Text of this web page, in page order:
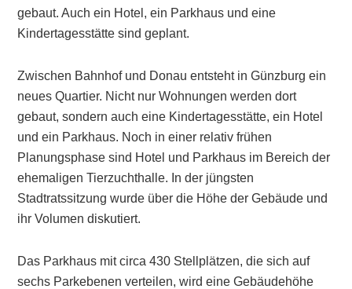
gebaut. Auch ein Hotel, ein Parkhaus und eine
Kindertagesstätte sind geplant.
Zwischen Bahnhof und Donau entsteht in Günzburg ein
neues Quartier. Nicht nur Wohnungen werden dort
gebaut, sondern auch eine Kindertagesstätte, ein Hotel
und ein Parkhaus. Noch in einer relativ frühen
Planungsphase sind Hotel und Parkhaus im Bereich der
ehemaligen Tierzuchthalle. In der jüngsten
Stadtratssitzung wurde über die Höhe der Gebäude und
ihr Volumen diskutiert.
Das Parkhaus mit circa 430 Stellplätzen, die sich auf
sechs Parkebenen verteilen, wird eine Gebäudehöhe